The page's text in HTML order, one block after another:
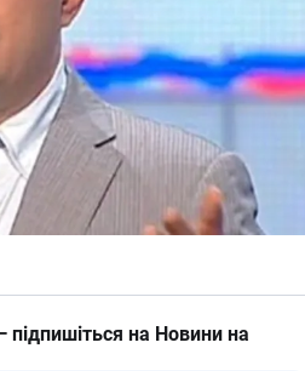
підпишіться на Новини на